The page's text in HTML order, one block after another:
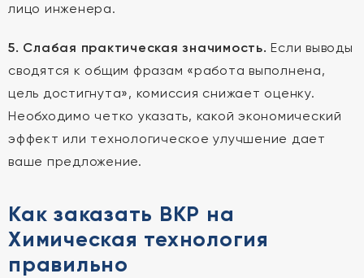
лицо инженера.
5. Слабая практическая значимость. Если выводы
сводятся к общим фразам «работа выполнена,
цель достигнута», комиссия снижает оценку.
Необходимо четко указать, какой экономический
эффект или технологическое улучшение дает
ваше предложение.
Как заказать ВКР на
Химическая технология
правильно